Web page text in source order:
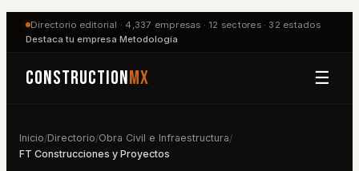
Directorio editorial · 4,337 empresas · 12 sectores · 32 estados
Destaca tu empresa·Metodología
ConstructionMX ☰
Inicio/Directorio/Obra Civil e Infraestructura/
FT Construcciones y Proyectos